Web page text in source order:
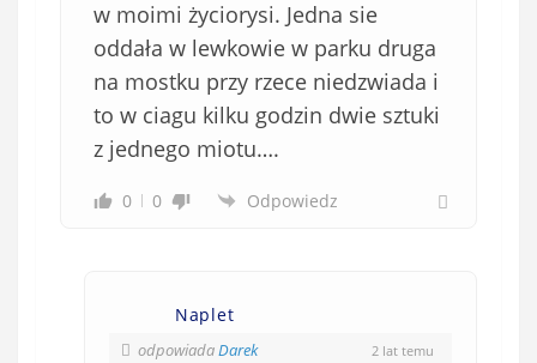
w moimi życiorysi. Jedna sie
oddała w lewkowie w parku druga
na mostku przy rzece niedzwiada i
to w ciagu kilku godzin dwie sztuki
z jednego miotu….
0 0 Odpowiedz
Naplet
odpowiadaDarek 2 lat temu